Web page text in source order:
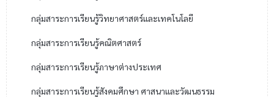
กลุ่มสาระการเรียนรู้วิทยาศาสตร์และเทคโนโลยี
กลุ่มสาระการเรียนรู้คณิตศาสตร์
กลุ่มสาระการเรียนรู้ภาษาต่างประเทศ
กลุ่มสาระการเรียนรู้สังคมศึกษา ศาสนาและวัฒนธรรม